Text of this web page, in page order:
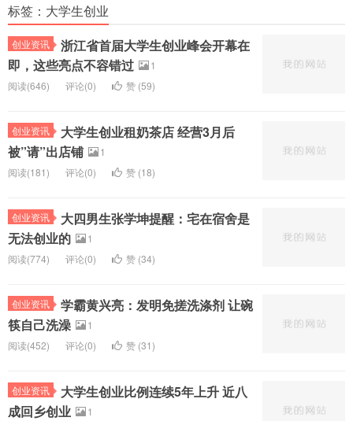
标签：大学生创业
创业资讯
浙江省首届大学生创业峰会开幕在
即，这些亮点不容错过
1
阅读(646) 评论(0) 赞 (59)
创业资讯
大学生创业租奶茶店 经营3月后
被”请”出店铺
1
阅读(181) 评论(0) 赞 (18)
创业资讯
大四男生张学坤提醒：宅在宿舍是
无法创业的
1
阅读(774) 评论(0) 赞 (34)
创业资讯
学霸黄兴亮：发明免搓洗涤剂 让碗
筷自己洗澡
1
阅读(452) 评论(0) 赞 (31)
创业资讯
大学生创业比例连续5年上升 近八
成回乡创业
1